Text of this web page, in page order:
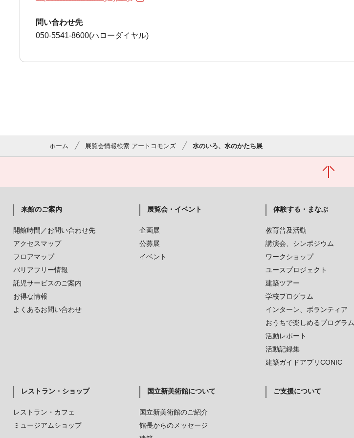
問い合わせ先
050-5541-8600(ハローダイヤル)
ホーム 展覧会情報検索 アートコモンズ 水のいろ、水のかたち展
来館のご案内
開館時間／お問い合わせ先
アクセスマップ
フロアマップ
バリアフリー情報
託児サービスのご案内
お得な情報
よくあるお問い合わせ
展覧会・イベント
企画展
公募展
イベント
体験する・まなぶ
教育普及活動
講演会、シンポジウム
ワークショップ
ユースプロジェクト
建築ツアー
学校プログラム
インターン、ボランティア
おうちで楽しめるプログラム
活動レポート
活動記録集
建築ガイドアプリCONIC
レストラン・ショップ
レストラン・カフェ
ミュージアムショップ
国立新美術館について
国立新美術館のご紹介
館長からのメッセージ
ご支援について